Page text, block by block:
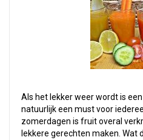
Als het lekker weer wordt is
natuurlijk een must voor
zomerdagen is fruit overal
lekkere gerechten maken. Wat